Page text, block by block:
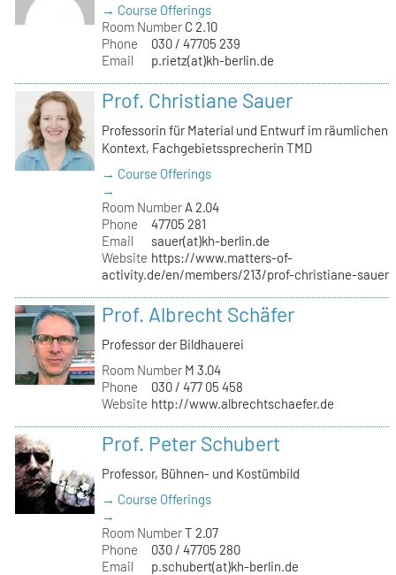
→ Course Offerings
Room Number C 2.10
Phone
030 / 47705 239
Email
p.rietz(at)kh-berlin.de
Prof. Christiane Sauer
Professorin für Material und Entwurf im räumlichen
Kontext, Fachgebietssprecherin TMD
→ Course Offerings
→
Room Number A 2.04
Phone
47705 281
Email
sauer(at)kh-berlin.de
Website https://www.matters-of-
activity.de/en/members/213/prof-christiane-sauer
Prof. Albrecht Schäfer
Professor der Bildhauerei
Room Number M 3.04
Phone
030 / 477 05 458
Website http://www.albrechtschaefer.de
Prof. Peter Schubert
Professor, Bühnen- und Kostümbild
→ Course Offerings
→
Room NumberT 2.07
Phone
030 / 47705 280
Email
p.schubert(at)kh-berlin.de